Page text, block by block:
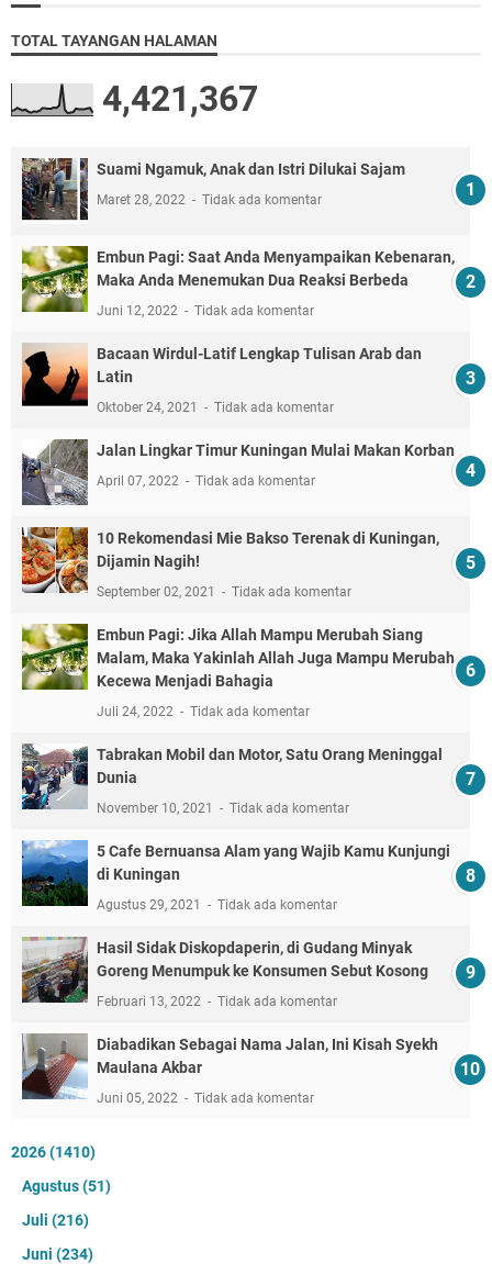
TOTAL TAYANGAN HALAMAN
4,421,367
Suami Ngamuk, Anak dan Istri Dilukai Sajam
Maret 28, 2022 Tidak ada komentar
Embun Pagi: Saat Anda Menyampaikan Kebenaran,
Maka Anda Menemukan Dua Reaksi Berbeda
Juni 12, 2022 Tidak ada komentar
Bacaan Wirdul-Latif Lengkap Tulisan Arab dan
Latin
Oktober 24, 2021 Tidak ada komentar
Jalan Lingkar Timur Kuningan Mulai Makan Korban
April 07, 2022 Tidak ada komentar
10 Rekomendasi Mie Bakso Terenak di Kuningan,
Dijamin Nagih!
September 02, 2021 Tidak ada komentar
Embun Pagi: Jika Allah Mampu Merubah Siang
Malam, Maka Yakinlah Allah Juga Mampu Merubah
Kecewa Menjadi Bahagia
Juli 24, 2022 Tidak ada komentar
Tabrakan Mobil dan Motor, Satu Orang Meninggal
Dunia
November 10, 2021 Tidak ada komentar
5 Cafe Bernuansa Alam yang Wajib Kamu Kunjungi
di Kuningan
Agustus 29, 2021 Tidak ada komentar
Hasil Sidak Diskopdaperin, di Gudang Minyak
Goreng Menumpuk ke Konsumen Sebut Kosong
Februari 13, 2022 Tidak ada komentar
Diabadikan Sebagai Nama Jalan, Ini Kisah Syekh
Maulana Akbar
Juni 05, 2022 Tidak ada komentar
2026(1410)
Agustus(51)
Juli (216)
Juni (234)